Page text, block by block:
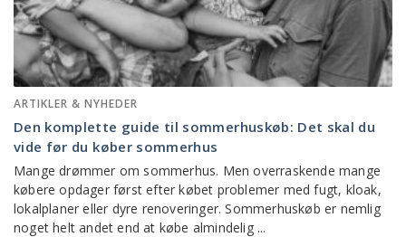
ARTIKLER & NYHEDER
Den komplette guide til sommerhuskøb: Det skal du
vide før du køber sommerhus
Mange drømmer om sommerhus. Men overraskende mange
købere opdager først efter købet problemer med fugt, kloak,
lokalplaner eller dyre renoveringer. Sommerhuskøb er nemlig
noget helt andet end at købe almindelig ...